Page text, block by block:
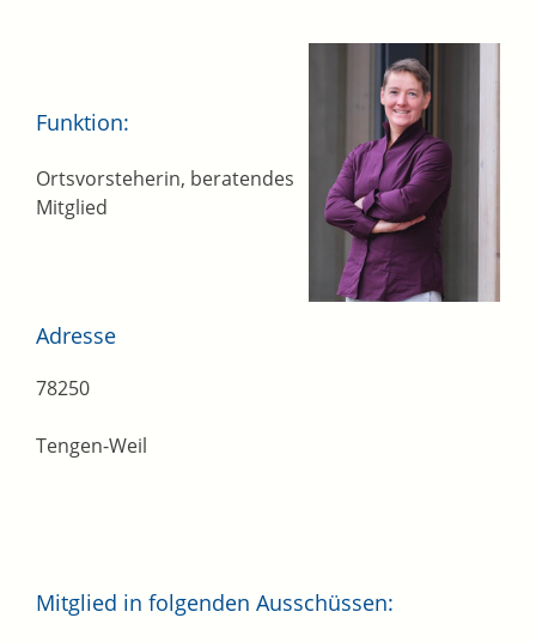
Funktion:
Ortsvorsteherin, beratendes
Mitglied
Adresse
78250
Tengen-Weil
Mitglied in folgenden Ausschüssen: